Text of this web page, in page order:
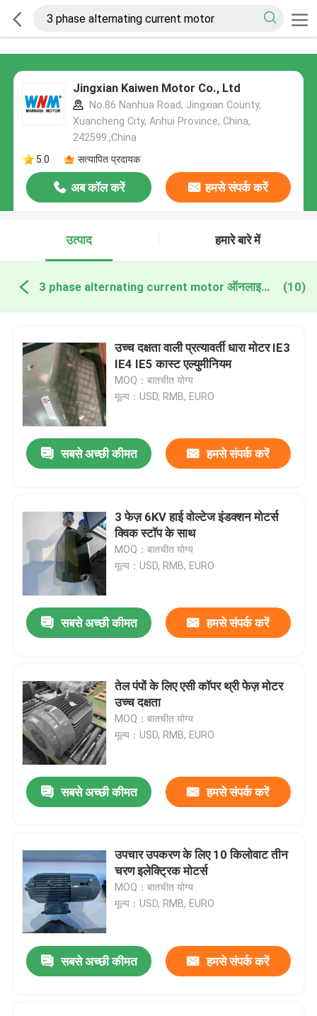
Jingxian Kaiwen Motor Co., Ltd
No.86 Nanhua Road, Jingxian County,
Xuancheng City, Anhui Province, China,
242599.,China
5.0
सत्यापित प्रदायक
अब कॉल करें हमसे संपर्क करें
उत्पाद हमारे बारे में
3 phase alternating current motor ऑनलाइन निर्माण (10)
उच्च दक्षता वाली प्रत्यावर्ती धारा मोटर IE3
IE4 IE5 कास्ट एल्युमीनियम
MOQ：बातचीत योग्य
मूल्य：USD, RMB, EURO
सबसे अच्छी कीमत हमसे संपर्क करें
3 फेज़ 6KV हाई वोल्टेज इंडक्शन मोटर्स
क्विक स्टॉप के साथ
MOQ：बातचीत योग्य
मूल्य：USD, RMB, EURO
सबसे अच्छी कीमत हमसे संपर्क करें
तेल पंपों के लिए एसी कॉपर थ्री फेज़ मोटर
उच्च दक्षता
MOQ：बातचीत योग्य
मूल्य：USD, RMB, EURO
सबसे अच्छी कीमत हमसे संपर्क करें
उपचार उपकरण के लिए 10 किलोवाट तीन
चरण इलेक्ट्रिक मोटर्स
MOQ：बातचीत योग्य
मूल्य：USD, RMB, EURO
सबसे अच्छी कीमत हमसे संपर्क करें